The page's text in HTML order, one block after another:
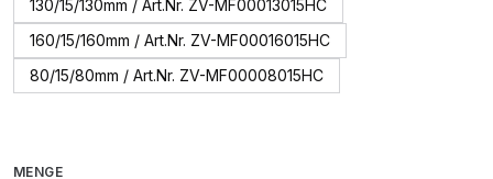
130/15/130mm / Art.Nr. ZV-MF00013015HC
160/15/160mm / Art.Nr. ZV-MF00016015HC
80/15/80mm / Art.Nr. ZV-MF00008015HC
MENGE